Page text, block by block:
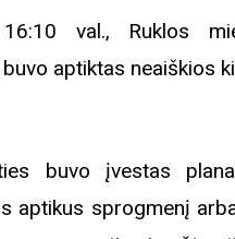
val., Ruklos
aptiktas neaiškios
buvo įvestas
aptikus sprogmenį